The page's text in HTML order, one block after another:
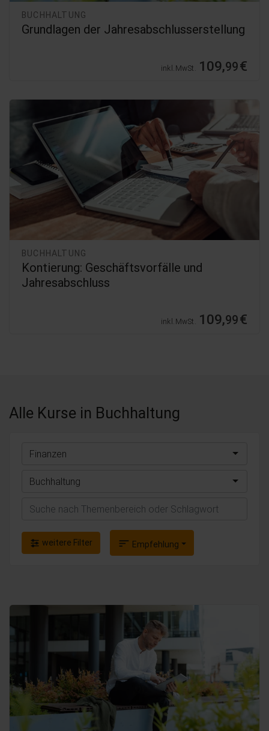
BUCHHALTUNG
Grundlagen der Jahresabschlusserstellung
inkl. MwSt. 109,99€
BUCHHALTUNG
Kontierung: Geschäftsvorfälle und
Jahresabschluss
inkl. MwSt. 109,99€
Alle Kurse in Buchhaltung
Finanzen
Buchhaltung
Suchen
weitere Filter sort Empfehlung